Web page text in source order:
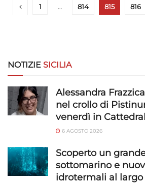
1 … 814 815 816
NOTIZIE SICILIA
Alessandra
nel crollo di
venerdì in
6 AGOSTO 2026
Scoperto un
sottomarino e
idrotermali al largo